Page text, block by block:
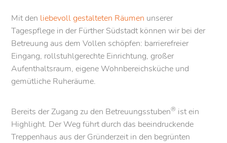
Mit den liebevoll gestalteten Räumen unserer
Tagespflege in der Fürther Südstadt können wir bei der
Betreuung aus dem Vollen schöpfen: barrierefreier
Eingang, rollstuhlgerechte Einrichtung, großer
Aufenthaltsraum, eigene Wohnbereichsküche und
gemütliche Ruheräume.
Bereits der Zugang zu den Betreuungsstuben® ist ein
Highlight. Der Weg führt durch das beeindruckende
Treppenhaus aus der Gründerzeit in den begrünten